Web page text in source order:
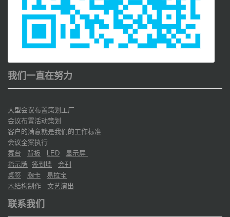
我们一直在努力
大型会议布置策划工厂
会议布置活动策划
客户的满意就是我们的工作标准
会议全案执行
舞台
背板 LED
显示屏
指示牌 签到墙
会刊
桌签
胸卡
易拉宝
木结构制作
文艺演出
联系我们